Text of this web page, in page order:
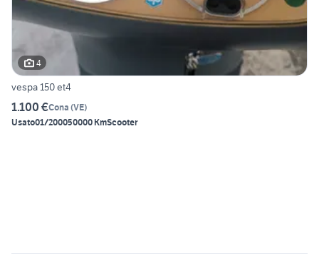
4
vespa 150 et4
1.100 €Cona (VE)
Usato01/200050000 KmScooter